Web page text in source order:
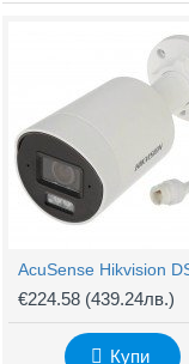
€224.58 (439.24лв.)
Купи